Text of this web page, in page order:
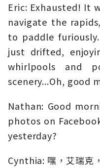
Eric: Exhausted! It
navigate the
to paddle
just drifted,
whirlpools and
scenery...Oh, good
Nathan: Good
photos on
yesterday?
Cynthia: 嘿，艾瑞克